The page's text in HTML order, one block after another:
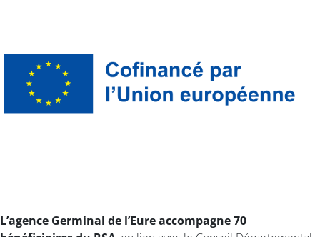
L’agence Germinal de l’Eure accompagne 70